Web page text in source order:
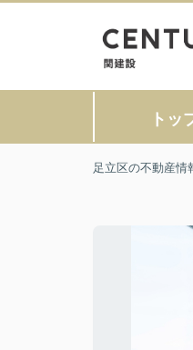
トッ
足立区の不動産情